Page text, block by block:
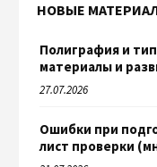
НОВЫЕ
Полиграфия и
материалы и
27.07.2026
Ошибки при
лист проверки